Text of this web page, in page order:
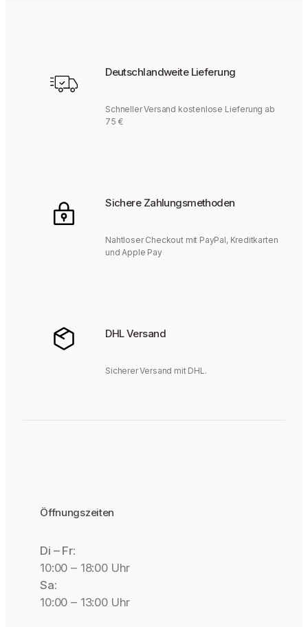
Deutschlandweite Lieferung
Schneller Versand kostenlose Lieferung ab
75 €
Sichere Zahlungsmethoden
Nahtloser Checkout mit PayPal, Kreditkarten
und Apple Pay
DHL Versand
Sicherer Versand mit DHL.
Öffnungszeiten
Di – Fr:
10:00 – 18:00 Uhr
Sa:
10:00 – 13:00 Uhr